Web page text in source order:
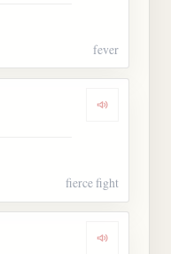
fever
Dengarkan
fierce fight
Dengarkan